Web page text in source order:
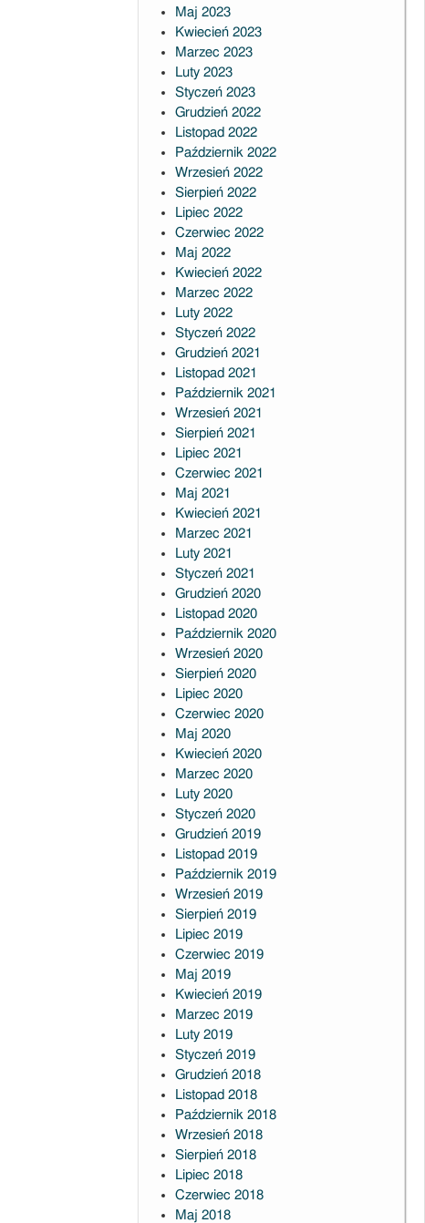
Maj 2023
Kwiecień 2023
Marzec 2023
Luty 2023
Styczeń 2023
Grudzień 2022
Listopad 2022
Październik 2022
Wrzesień 2022
Sierpień 2022
Lipiec 2022
Czerwiec 2022
Maj 2022
Kwiecień 2022
Marzec 2022
Luty 2022
Styczeń 2022
Grudzień 2021
Listopad 2021
Październik 2021
Wrzesień 2021
Sierpień 2021
Lipiec 2021
Czerwiec 2021
Maj 2021
Kwiecień 2021
Marzec 2021
Luty 2021
Styczeń 2021
Grudzień 2020
Listopad 2020
Październik 2020
Wrzesień 2020
Sierpień 2020
Lipiec 2020
Czerwiec 2020
Maj 2020
Kwiecień 2020
Marzec 2020
Luty 2020
Styczeń 2020
Grudzień 2019
Listopad 2019
Październik 2019
Wrzesień 2019
Sierpień 2019
Lipiec 2019
Czerwiec 2019
Maj 2019
Kwiecień 2019
Marzec 2019
Luty 2019
Styczeń 2019
Grudzień 2018
Listopad 2018
Październik 2018
Wrzesień 2018
Sierpień 2018
Lipiec 2018
Czerwiec 2018
Maj 2018